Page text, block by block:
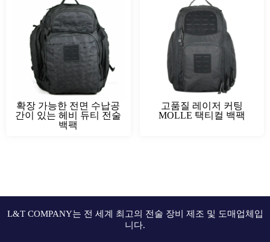
확장 가능한 전면 수납공
간이 있는 헤비 듀티 전술
백팩
고품질 레이저 커팅
MOLLE 택티컬 백팩
L&T COMPANY는 전 세계 최고의 전술 장비 제조 및 도매업체입
니다.